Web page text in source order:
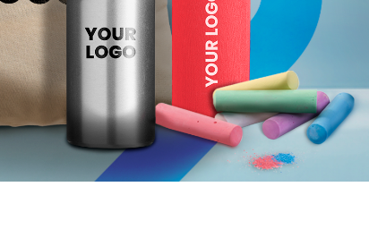
Afficher le sous-menu pour la catégorie Maison et bien-être
Afficher le sous-menu pour la catégorie Repas et art de la
Afficher le sous-menu pour la catégorie Jouets
Afficher le sous-menu pour la catégorie Vêtements
Afficher le sous-menu pour la catégorie Durable